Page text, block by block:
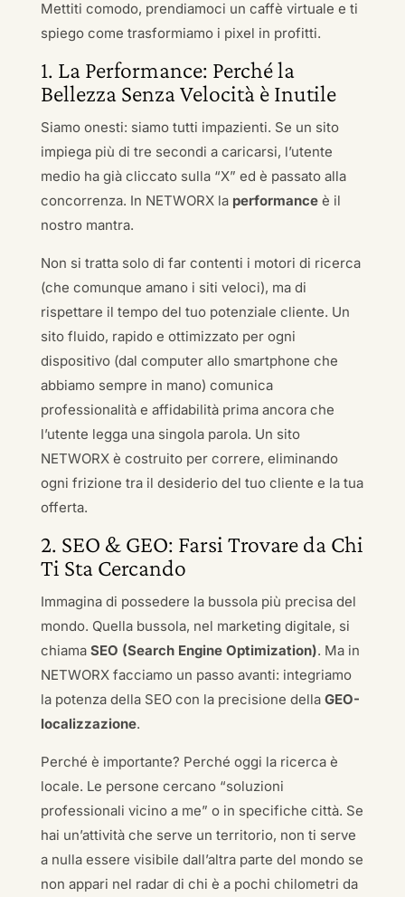
Mettiti comodo, prendiamoci un caffè virtuale e ti
spiego come trasformiamo i pixel in profitti.
1. La Performance: Perché la
Bellezza Senza Velocità è Inutile
Siamo onesti: siamo tutti impazienti. Se un sito
impiega più di tre secondi a caricarsi, l’utente
medio ha già cliccato sulla “X” ed è passato alla
concorrenza. In NETWORX la performanceè il
nostro mantra.
Non si tratta solo di far contenti i motori di ricerca
(che comunque amano i siti veloci), ma di
rispettare il tempo del tuo potenziale cliente. Un
sito fluido, rapido e ottimizzato per ogni
dispositivo (dal computer allo smartphone che
abbiamo sempre in mano) comunica
professionalità e affidabilità prima ancora che
l’utente legga una singola parola. Un sito
NETWORX è costruito per correre, eliminando
ogni frizione tra il desiderio del tuo cliente e la tua
offerta.
2. SEO & GEO: Farsi Trovare da Chi
Ti Sta Cercando
Immagina di possedere la bussola più precisa del
mondo. Quella bussola, nel marketing digitale, si
chiama SEO (Search Engine Optimization). Ma in
NETWORX facciamo un passo avanti: integriamo
la potenza della SEO con la precisione della GEO-
localizzazione.
Perché è importante? Perché oggi la ricerca è
locale. Le persone cercano “soluzioni
professionali vicino a me” o in specifiche città. Se
hai un’attività che serve un territorio, non ti serve
a nulla essere visibile dall’altra parte del mondo se
non appari nel radar di chi è a pochi chilometri da